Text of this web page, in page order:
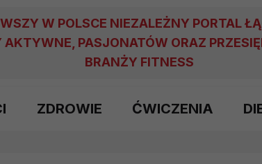
W POLSCE NIEZALEŻNY PORTAL
AKTYWNE, PASJONATÓW ORAZ
BRANŻY FITNESS
ZDROWIE ĆWICZENIA